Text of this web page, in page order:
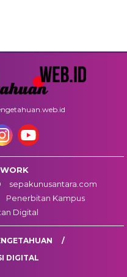
sepakunusantara.com
Penerbitan Kampus
Digital
DIGITAL